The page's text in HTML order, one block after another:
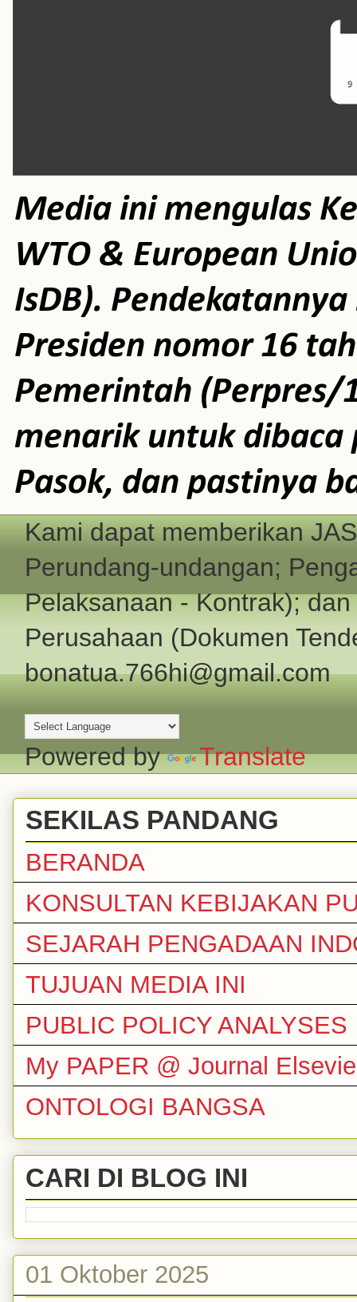
Media ini mengulas
WTO & European
IsDB).
Presiden nomor 16
Pemerintah (Perpres/
menarik untuk dibaca
Pasok, dan pastinya
Kami dapat memberikan
Perundang-undangan;
Pelaksanaan - Kontrak);
Perusahaan (Dokumen
bonatua.766hi@gmail.com
Powered by Translate
SEKILAS PANDANG
BERANDA
KONSULTAN KEBIJAKAN
SEJARAH PENGADAAN
TUJUAN MEDIA INI
PUBLIC POLICY ANALYSES
My PAPER @ Journal
ONTOLOGI BANGSA
CARI DI BLOG INI
01 Oktober 2025